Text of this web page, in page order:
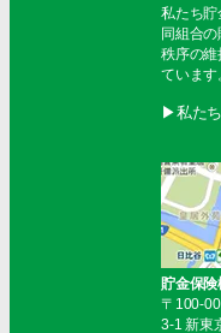
私たち
同組合
秩序の維
ています
▶︎私た
貯金保険
〒100-
3-1 新東